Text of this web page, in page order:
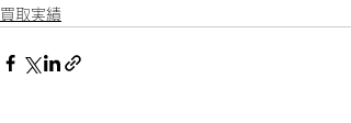
買取実績